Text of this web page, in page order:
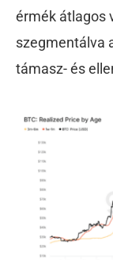
érmék átlagos
szegmentálva
támasz- és